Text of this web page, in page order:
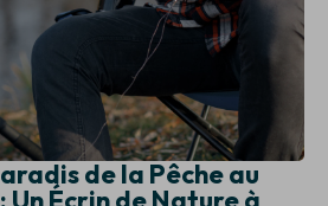
de la Pêche au